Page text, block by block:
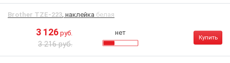
Brother TZE-223, наклейка белая
3 126 руб.
3 216 руб.
нет
Купить